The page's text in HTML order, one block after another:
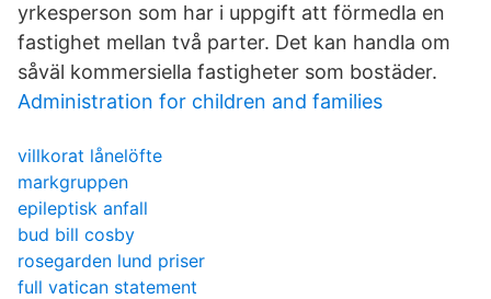
yrkesperson som har i uppgift att förmedla en
fastighet mellan två parter. Det kan handla om
såväl kommersiella fastigheter som bostäder.
Administration for children and families
villkorat lånelöfte
markgruppen
epileptisk anfall
bud bill cosby
rosegarden lund priser
full vatican statement